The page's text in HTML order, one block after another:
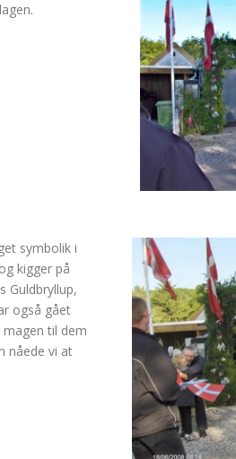
symbolik i
kigger på
Guldbryllup,
også gået
til dem
nåede vi at